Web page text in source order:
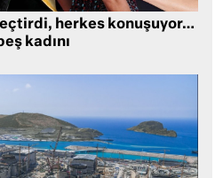
herkes konuşuyor…
kadını